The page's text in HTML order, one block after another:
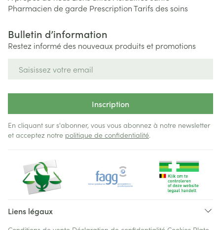
Pharmacien de garde PrescriptionTarifs des soins
Bulletin d’information
Restez informé des nouveaux produits et promotions
Inscription
En cliquant sur s'abonner, vous vous abonnez à notre newsletter
et acceptez notre politique de confidentialité.
Liens légaux